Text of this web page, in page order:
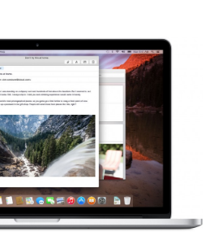
용
자
에
통
합
을,
개
발
자